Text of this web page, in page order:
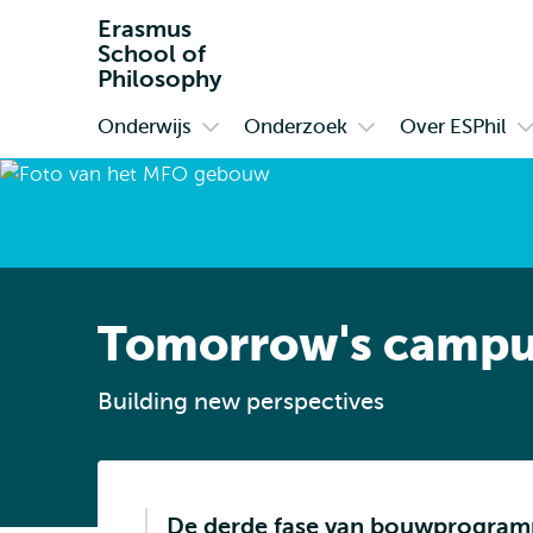
Erasmus
School of
Philosophy
Primair
Onderwijs
submenu
Onderzoek Over ESPhil
Tomorrow's
Building new perspectives
De derde fase van